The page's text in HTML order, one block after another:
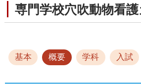
専門学校穴吹動物看
基本 概要 学科 入試